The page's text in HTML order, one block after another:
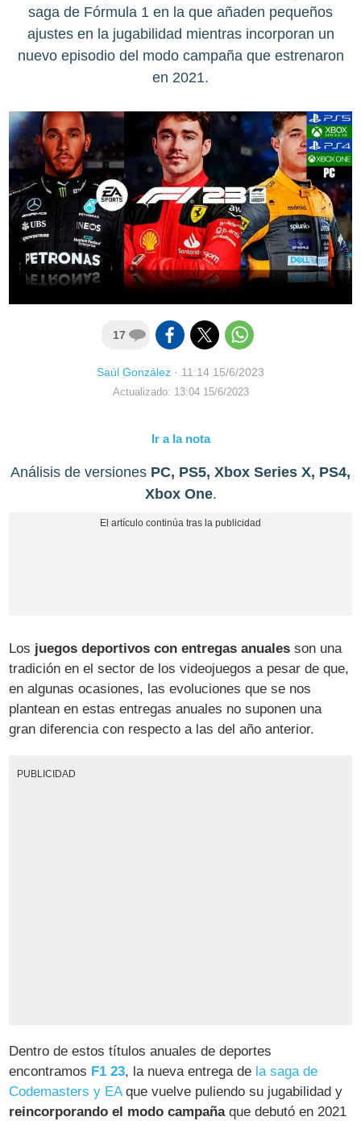
saga de Fórmula 1 en la que añaden pequeños
ajustes en la jugabilidad mientras incorporan un
nuevo episodio del modo campaña que estrenaron
en 2021.
17
Saúl González · 11:14 15/6/2023
Actualizado: 13:04 15/6/2023
Ir a la nota
Análisis de versiones PC, PS5, Xbox Series X, PS4,
Xbox One.
Los juegos deportivos con entregas anuales son una
tradición en el sector de los videojuegos a pesar de que,
en algunas ocasiones, las evoluciones que se nos
plantean en estas entregas anuales no suponen una
gran diferencia con respecto a las del año anterior.
PUBLICIDAD
Dentro de estos títulos anuales de deportes
encontramos F1 23, la nueva entrega de la saga de
Codemasters y EAque vuelve puliendo su jugabilidad y
reincorporando el modo campañaque debutó en 2021